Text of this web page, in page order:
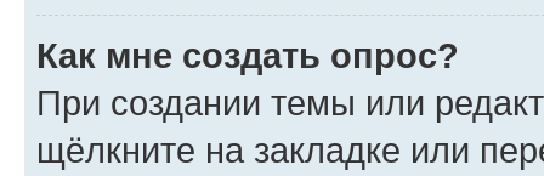
Как мне создать опрос?
При создании темы или
щёлкните на закладке или